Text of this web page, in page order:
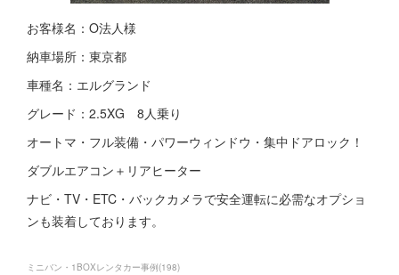
お客様名：O法人様
納車場所：東京都
車種名：エルグランド
グレード：2.5XG 8人乗り
オートマ・フル装備・パワーウィンドウ・集中ドアロック！
ダブルエアコン＋リアヒーター
ナビ・TV・ETC・バックカメラで安全運転に必需なオプショ
ンも装着しております。
ミニバン・1BOXレンタカー事例(198)